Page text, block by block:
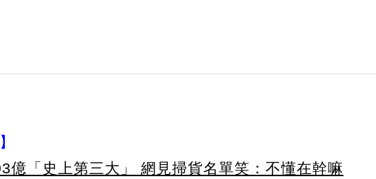
億「史上第三大」 網見掃貨名單笑：不懂在幹嘛